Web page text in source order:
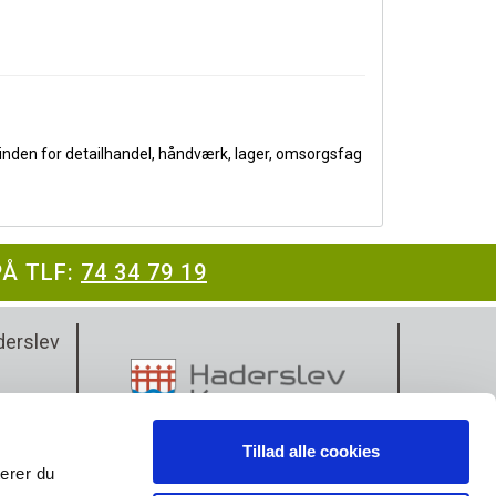
du
Tillad alle cookies
for detailhandel, håndværk, lager, omsorgsfag
TLF: 74 34 79 19